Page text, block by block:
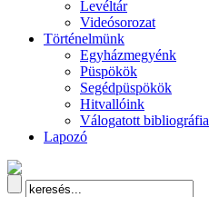
Levéltár
Videósorozat
Történelmünk
Egyházmegyénk
Püspökök
Segédpüspökök
Hitvallóink
Válogatott bibliográfia
Lapozó